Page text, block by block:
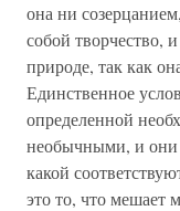
она ни
собой творчество,
природе, так как
Единственное
определенной
необычными, и они
какой
это то, что мешает